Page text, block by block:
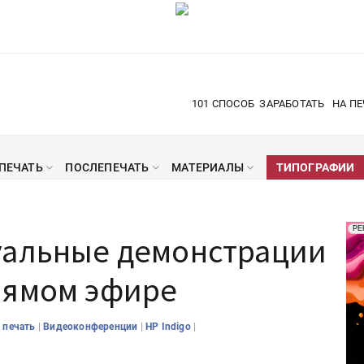
101 СПОСОБ ЗАРАБОТАТЬ НА
ПЕЧАТЬ ПОСЛЕПЕЧАТЬ МАТЕРИАЛЫ ТИПОГРАФИИ
демонстрации
эфире
|Видеоконференции |HP Indigo |